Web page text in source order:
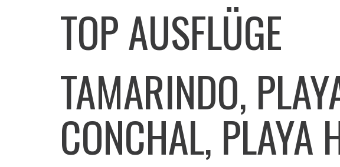
TOP AUSFLÜGE
TAMARINDO,
CONCHAL, PLAYA